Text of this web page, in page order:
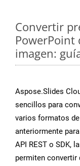
Convertir
PowerPoint
imagen:
Aspose.Slides
sencillos para
varios formatos
anteriormente
API REST o SDK,
permiten convertir